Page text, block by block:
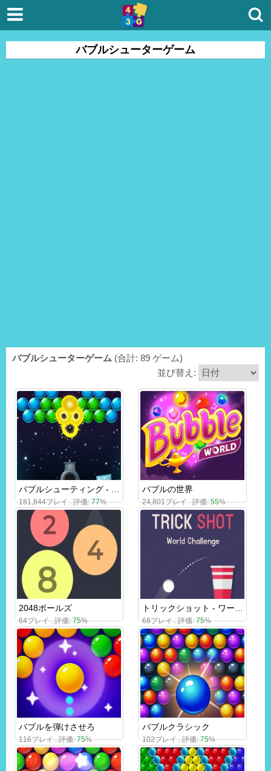
バブルシューターゲーム
バブルシューターゲーム (合計: 89 ゲーム)
並び替え:
181,844プレイ . 評価:77%
バブルの世界
24,801プレイ . 評価:55%
2048ボールズ
64プレイ . 評価:75% 68プレイ . 評価:75%
バブルを弾けさせろ
116プレイ . 評価:75%
バブルクラシック
102プレイ . 評価:75%